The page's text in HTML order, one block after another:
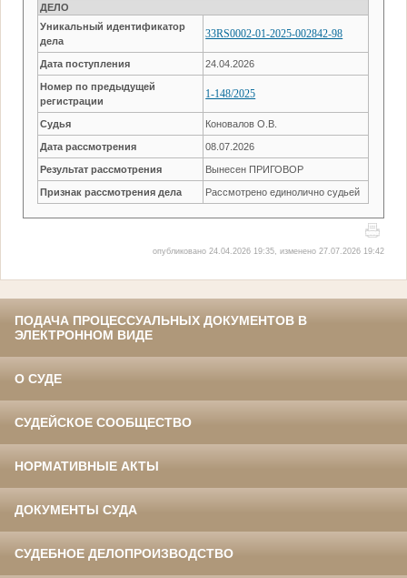
ДЕЛО
Уникальный идентификатор
дела
33RS0002-01-2025-002842-98
Дата поступления 24.04.2026
Номер по предыдущей
регистрации
1-148/2025
Судья Коновалов О.В.
Дата рассмотрения 08.07.2026
Результат рассмотрения Вынесен ПРИГОВОР
Признак рассмотрения дела Рассмотрено единолично судьей
опубликовано 24.04.2026 19:35, изменено 27.07.2026 19:42
ПОДАЧА ПРОЦЕССУАЛЬНЫХ ДОКУМЕНТОВ В
ЭЛЕКТРОННОМ ВИДЕ
О СУДЕ
СУДЕЙСКОЕ СООБЩЕСТВО
НОРМАТИВНЫЕ АКТЫ
ДОКУМЕНТЫ СУДА
СУДЕБНОЕ ДЕЛОПРОИЗВОДСТВО